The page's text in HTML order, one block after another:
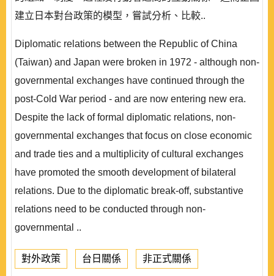
建立日本對台政策的模型，嘗試分析、比較..
Diplomatic relations between the Republic of China
(Taiwan) and Japan were broken in 1972 - although non-
governmental exchanges have continued through the
post-Cold War period - and are now entering new era.
Despite the lack of formal diplomatic relations, non-
governmental exchanges that focus on close economic
and trade ties and a multiplicity of cultural exchanges
have promoted the smooth development of bilateral
relations. Due to the diplomatic break-off, substantive
relations need to be conducted through non-
governmental ..
對外政策 台日關係 非正式關係